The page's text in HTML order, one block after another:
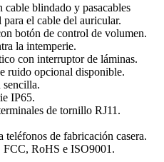
blindado y pasacables
el cable del auricular.
botón de control de volumen.
la intemperie.
con interruptor de láminas.
ruido opcional disponible.
sencilla.
IP65.
de tornillo RJ11.
teléfonos de fabricación casera.
FCC, RoHS e ISO9001.